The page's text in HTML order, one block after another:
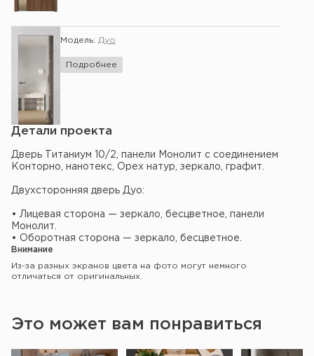
Модель: Дуо
Подробнее
Детали проекта
Дверь Титаниум 10/2, панели Монолит с соединением
Конторно, нанотекс, Орех натур, зеркало, графит.
Двухсторонняя дверь Дуо:
• Лицевая сторона — зеркало, бесцветное, панели
Монолит.
• Оборотная сторона — зеркало, бесцветное.
Внимание
Из-за разных экранов цвета на фото могут немного
отличаться от оригинальных.
Это может вам понравиться